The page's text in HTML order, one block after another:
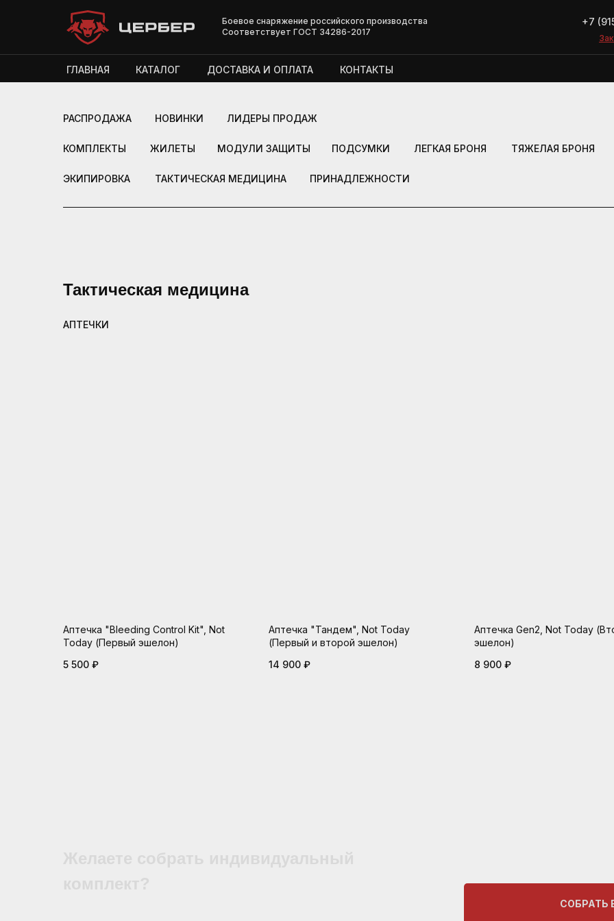
Боевое снаряжение российского производства
Соответствует ГОСТ 34286-2017
ГЛАВНАЯ КАТАЛОГ КОНТАКТЫ
ДОСТАВКА И ОПЛАТА
+7
ТЯЖЕЛАЯ БРОНЯ
ПРИНАДЛЕЖНОСТИ
ТАКТИЧЕСКАЯ МЕДИЦИНА
ЭКИПИРОВКА
ЛЕГКАЯ БРОНЯ
ПОДСУМКИ
МОДУЛИ ЗАЩИТЫ
ЖИЛЕТЫ
КОМПЛЕКТЫ
ЛИДЕРЫ ПРОДАЖ
НОВИНКИ
РАСПРОДАЖА
Тактическая медицина
АПТЕЧКИ
Аптечка "Bleeding Control Kit", Not
Today (Первый эшелон)
5 500 ₽
Аптечка "Тандем", Not Today
(Первый и второй эшелон)
14 900 ₽
Аптечка Gen2, Not Today
эшелон)
8 900 ₽
СОБРАТЬ